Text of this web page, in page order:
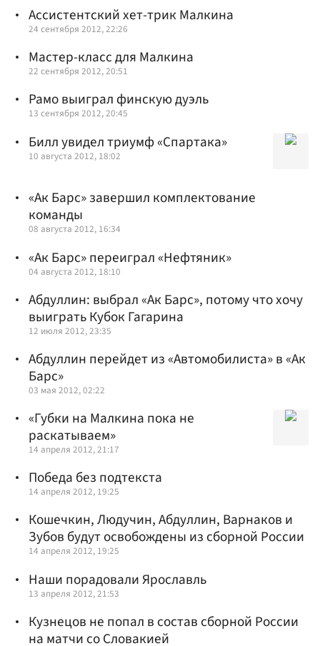
Ассистентский хет-трик Малкина
24 сентября 2012, 22:26
Мастер-класс для Малкина
22 сентября 2012, 20:51
Рамо выиграл финскую дуэль
13 сентября 2012, 20:45
Билл увидел триумф «Спартака»
10 августа 2012, 18:02
«Ак Барс» завершил комплектование
команды
08 августа 2012, 16:34
«Ак Барс» переиграл «Нефтяник»
04 августа 2012, 18:10
Абдуллин: выбрал «Ак Барс», потому что хочу
выиграть Кубок Гагарина
12 июля 2012, 23:35
Абдуллин перейдет из «Автомобилиста» в «Ак
Барс»
03 мая 2012, 02:22
«Губки на Малкина пока не
раскатываем»
14 апреля 2012, 21:17
Победа без подтекста
14 апреля 2012, 19:25
Кошечкин, Людучин, Абдуллин, Варнаков и
Зубов будут освобождены из сборной России
14 апреля 2012, 19:25
Наши порадовали Ярославль
13 апреля 2012, 21:53
Кузнецов не попал в состав сборной России
на матчи со Словакией